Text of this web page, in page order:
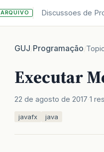
ARQUIVO Discussoes de
GUJ/Programação/
Executar
22 de agosto de 2017 1
javafx java